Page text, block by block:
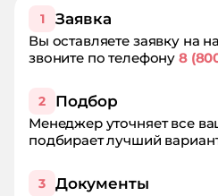
1 Заявка
Вы оставляете заявку на
звоните по телефону8
2 Подбор
Менеджер уточняет все
подбирает лучший
3 Документы